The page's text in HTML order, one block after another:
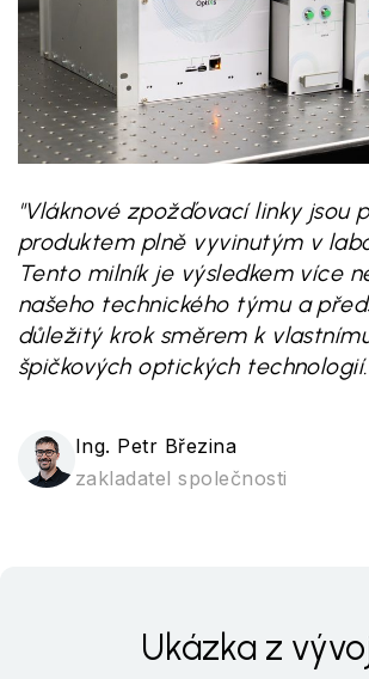
"Vláknové zpožďovací linky jsou
produktem plně vyvinutým v
Tento milník je výsledkem více
našeho technického týmu a
důležitý krok směrem k
špičkových optických
Ing. Petr Březina
zakladatel společnosti
Ukázka z